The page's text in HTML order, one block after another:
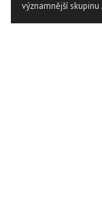
významnější skupinu